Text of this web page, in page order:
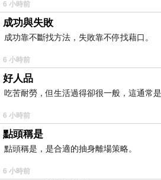
6 小時前
成功與失敗
成功靠不斷找方法，失敗靠不停找藉口。
6 小時前
好人品
吃苦耐勞，但生活過得卻很一般，這通常是
6 小時前
點頭稱是
點頭稱是，是合適的抽身離場策略。
6 小時前